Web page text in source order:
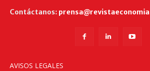
Contáctanos:
AVISOS LEGALES